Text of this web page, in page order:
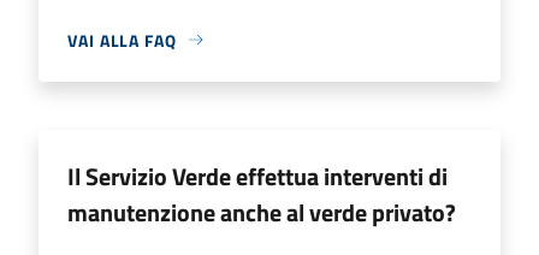
VAI ALLA FAQ
Il Servizio Verde effettua interventi di
manutenzione anche al verde privato?